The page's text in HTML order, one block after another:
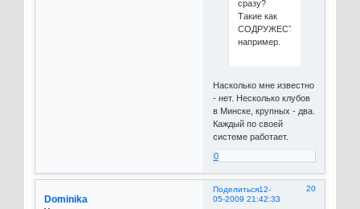
сразу?
Такие как
СОДРУЖЕСТВО
например.
Насколько мне известно
- нет. Несколько клубов
в Минске, крупных - два.
Каждый по своей
системе работает.
0
Поделиться 20
12-
05-2009 21:42:33
Dominika